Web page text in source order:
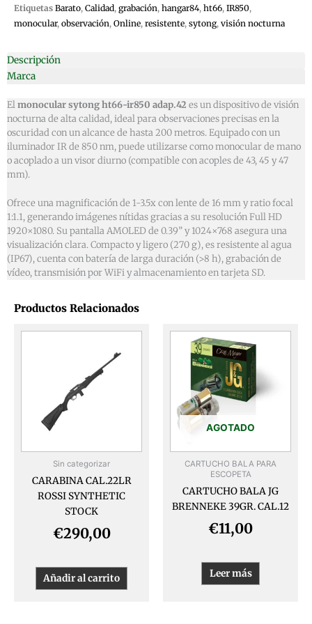
Etiquetas Barato, Calidad, grabación, hangar84, ht66, IR850,
monocular, observación, Online, resistente, sytong, visión nocturna
Descripción
Marca
Elmonocular sytong ht66-ir850 adap.42 es un dispositivo de visión
nocturna de alta calidad, ideal para observaciones precisas en la
oscuridad con un alcance de hasta 200 metros. Equipado con un
iluminador IR de 850 nm, puede utilizarse como monocular de mano
o acoplado a un visor diurno (compatible con acoples de 43, 45 y 47
mm).
Ofrece una magnificación de 1-3.5x con lente de 16 mm y ratio focal
1:1.1, generando imágenes nítidas gracias a su resolución Full HD
1920×1080. Su pantalla AMOLED de 0.39” y 1024×768 asegura una
visualización clara. Compacto y ligero (270 g), es resistente al agua
(IP67), cuenta con batería de larga duración (>8 h), grabación de
vídeo, transmisión por WiFi y almacenamiento en tarjeta SD.
Productos Relacionados
Sin categorizar
CARABINA CAL.22LR
ROSSI SYNTHETIC
STOCK
€290,00
Añadir al carrito
AGOTADO
CARTUCHO BALA PARA
ESCOPETA
CARTUCHO BALA JG
BRENNEKE 39GR. CAL.12
€11,00
Leer más